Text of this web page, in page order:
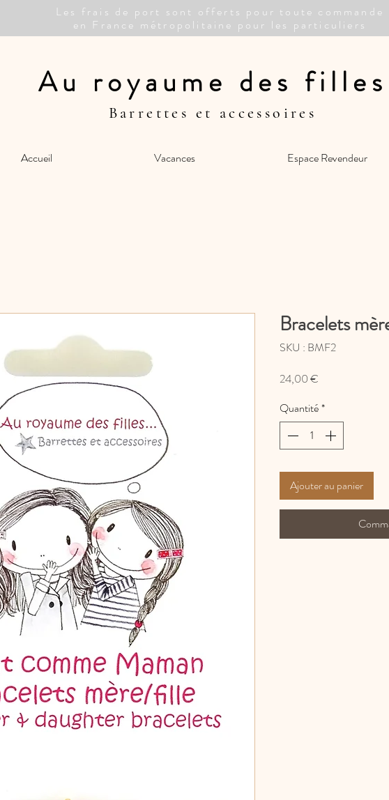
Les frais de port sont offerts pour toute commande
en France métropolitaine pour les particuliers
Au royaume des filles
Barrettes et accessoires
Accueil Vacances Espace Revendeur
Bracelets
SKU : BMF2
24,00 €
Quantité*
Ajouter au panier